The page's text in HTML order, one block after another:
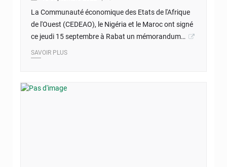
La Communauté économique des Etats de l'Afrique
de l'Ouest (CEDEAO), le Nigéria et le Maroc ont signé
ce jeudi 15 septembre à Rabat un mémorandum…
SAVOIR PLUS